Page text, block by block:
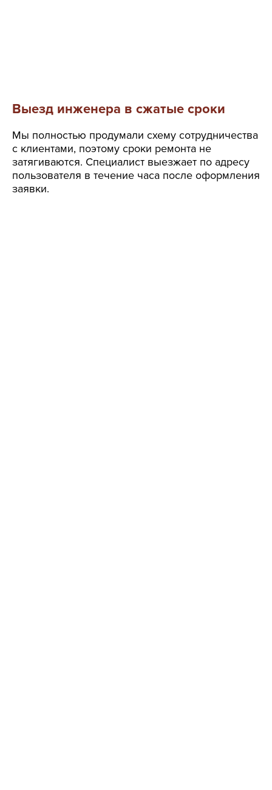
Выезд инженера в сжатые сроки
Мы полностью продумали схему сотрудничества
с клиентами, поэтому сроки ремонта не
затягиваются. Специалист выезжает по адресу
пользователя в течение часа после оформления
заявки.